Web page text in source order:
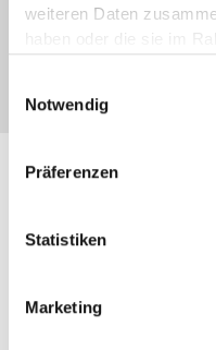
weiteren Daten
haben oder die sie im
Notwendig
Präferenzen
Statistiken
Marketing